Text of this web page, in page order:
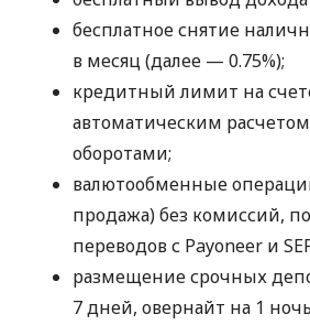
бесплатное снятие
в месяц (далее — 0.75%);
кредитный лимит на
автоматическим
оборотами;
валютообменные
продажа) без комиссий,
переводов с Payoneer и
размещение срочных
7 дней, овернайт на 1